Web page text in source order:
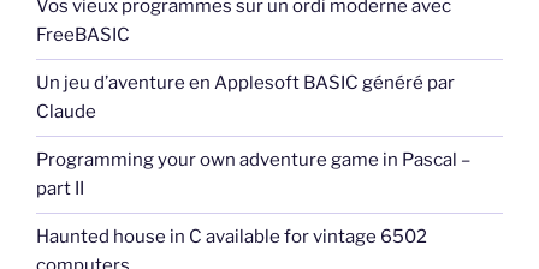
Vos vieux programmes sur un ordi moderne avec
FreeBASIC
Un jeu d’aventure en Applesoft BASIC généré par
Claude
Programming your own adventure game in Pascal –
part II
Haunted house in C available for vintage 6502